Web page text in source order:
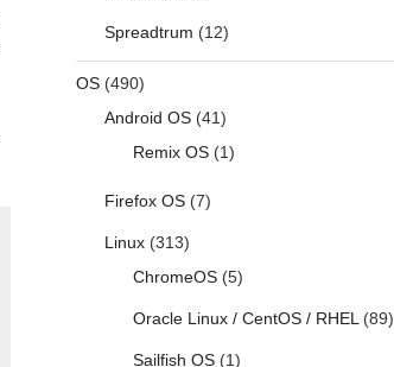
Spreadtrum (12)
OS(490)
Android OS(41)
Remix OS(1)
Firefox OS(7)
Linux(313)
ChromeOS(5)
Oracle Linux / CentOS / RHEL(89)
Sailfish OS(1)